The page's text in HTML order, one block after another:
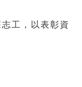
工，以表彰資